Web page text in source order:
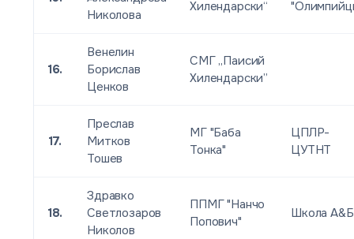
Николова
Хилендарски“
16.
Венелин
Борислав
Ценков
СМГ „Паисий
Хилендарски”
17.
Преслав
Митков
Тошев
МГ "Баба
Тонка"
ЦПЛР-
ЦУТНТ
18.
Здравко
Светлозаров
Николов
ППМГ "Нанчо
Попович"
Школа А&Б